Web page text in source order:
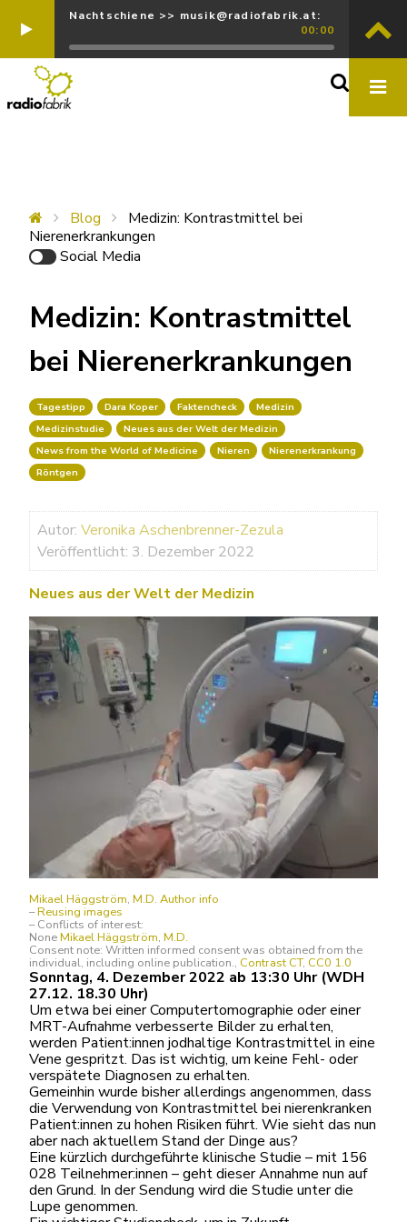
Nachtschiene >> musik@radiofabrik.at:
00:00
Blog
Medizin: Kontrastmittel bei
Nierenerkrankungen
Social Media
Medizin: Kontrastmittel
bei Nierenerkrankungen
Tagestipp Dara Koper Faktencheck
Medizin
Medizinstudie
Neues aus der Welt der Medizin
News from the World of Medicine
Nieren
Nierenerkrankung
Röntgen
Autor: Veronika Aschenbrenner-Zezula
Veröffentlicht: 3. Dezember 2022
Neues aus der Welt der Medizin
Mikael Häggström, M.D. Author info
–Reusing images
– Conflicts of interest:
NoneMikael Häggström, M.D.
Consent note: Written informed consent was obtained from the
individual, including online publication., Contrast CT, CC0 1.0
Sonntag, 4. Dezember 2022 ab 13:30 Uhr (WDH
27.12. 18.30 Uhr)
Um etwa bei einer Computertomographie oder einer
MRT-Aufnahme verbesserte Bilder zu erhalten,
werden Patient:innen jodhaltige Kontrastmittel in eine
Vene gespritzt. Das ist wichtig, um keine Fehl- oder
verspätete Diagnosen zu erhalten.
Gemeinhin wurde bisher allerdings angenommen, dass
die Verwendung von Kontrastmittel bei nierenkranken
Patient:innen zu hohen Risiken führt. Wie sieht das nun
aber nach aktuellem Stand der Dinge aus?
Eine kürzlich durchgeführte klinische Studie – mit 156
028 Teilnehmer:innen – geht dieser Annahme nun auf
den Grund. In der Sendung wird die Studie unter die
Lupe genommen.